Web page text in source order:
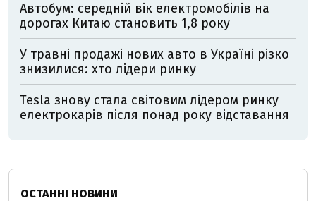
Автобум: середній вік електромобілів на
дорогах Китаю становить 1,8 року
У травні продажі нових авто в Україні різко
знизилися: хто лідери ринку
Tesla знову стала світовим лідером ринку
електрокарів після понад року відставання
ОСТАННІ НОВИНИ